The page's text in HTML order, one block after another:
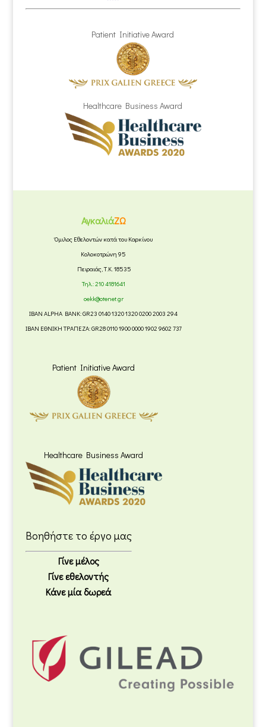
Patient Initiative Award
Healthcare Business Award
ΑγκαλιάΖΩ
Όμιλος Εθελοντών κατά του Καρκίνου
Κολοκοτρώνη 95
Πειραιάς, Τ.Κ. 18535
Τηλ.:210 4181641
oekk@otenet.gr
IBAN ALPHA BANK: GR23 0140 1320 1320 0200 2003 294
IBAN ΕΘΝΙΚΗ ΤΡΑΠΕΖΑ: GR28 0110 1900 0000 1902 9602 737
Patient Initiative Award
Healthcare Business Award
Βοηθήστε το έργο μας
Γίνε μέλος
Γίνε εθελοντής
Κάνε μία δωρεά